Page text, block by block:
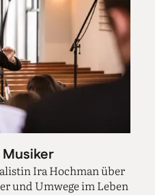
Ira Hochman über
und Umwege im Leben